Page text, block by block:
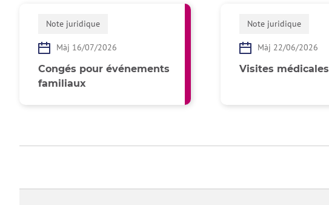
Note juridique
Màj 16/07/2026
Congés pour événements
familiaux
Note juridique
Màj 22/06/2026
Visites médicales